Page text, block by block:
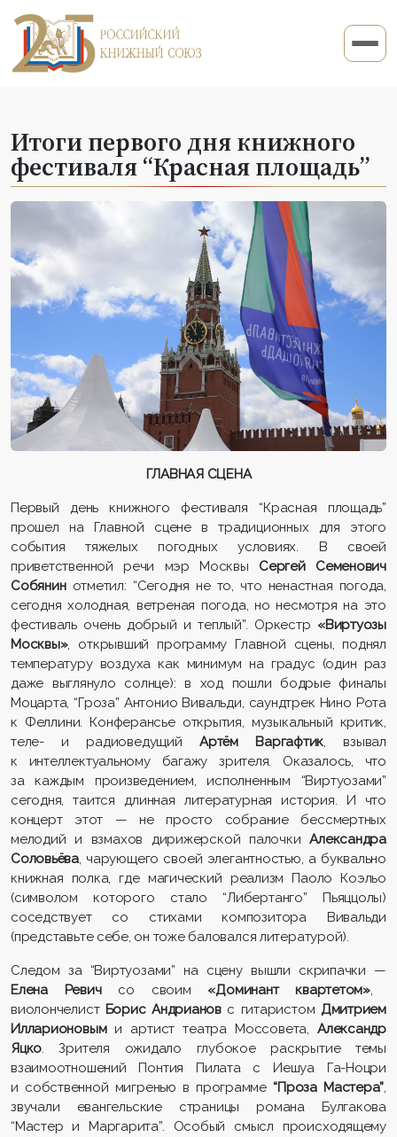
Итоги первого дня книжного
фестиваля “Красная площадь”
ГЛАВНАЯ СЦЕНА
Первый день книжного фестиваля “Красная площадь”
прошел на Главной сцене в традиционных для этого
события тяжелых погодных условиях. В своей
приветственной речи мэр Москвы Сергей Семенович
Собянинотметил: “Сегодня не то, что ненастная погода,
сегодня холодная, ветреная погода, но несмотря на это
фестиваль очень добрый и теплый”. Оркестр «Виртуозы
Москвы», открывший программу Главной сцены, поднял
температуру воздуха как минимум на градус (один раз
даже выглянуло солнце): в ход пошли бодрые финалы
Моцарта, “Гроза” Антонио Вивальди, саундтрек Нино Рота
к Феллини. Конферансье открытия, музыкальный критик,
теле- и радиоведущийАртём Варгафтик, взывал
к интеллектуальному багажу зрителя. Оказалось, что
за каждым произведением, исполненным “Виртуозами”
сегодня, таится длинная литературная история. И что
концерт этот — не просто собрание бессмертных
мелодий и взмахов дирижерской палочкиАлександра
Соловьёва, чарующего своей элегантностью, а буквально
книжная полка, где магический реализм Паоло Коэльо
(символом которого стало
“Либертанго” Пьяццолы)
соседствует со стихами композитора Вивальди
(представьте себе, он тоже баловался литературой).
Следом за “Виртуозами” на сцену вышли скрипачки —
Елена Ревичсо своим «Доминант квартетом»,
виолончелист Борис Андрианов с гитаристом Дмитрием
Илларионовыми артист театра Моссовета,Александр
Яцко. Зрителя ожидало глубокое раскрытие темы
взаимоотношений Понтия Пилата с Иешуа Га-Ноцри
и собственной мигренью в программе“Проза Мастера”,
звучали евангельские страницы романа Булгакова
“Мастер и Маргарита”. Особый смысл происходящему